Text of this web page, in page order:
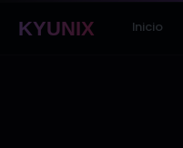
KYUNIX Inicio